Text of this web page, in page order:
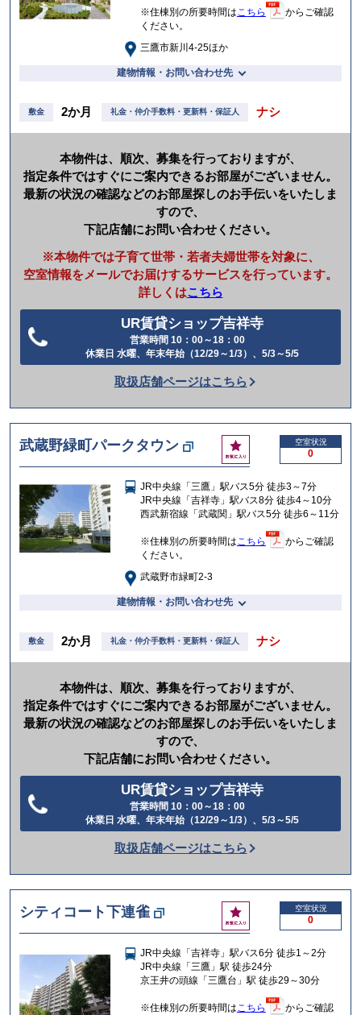
※住棟別の所要時間は こちら
からご確認
ください。
三鷹市新川4-25ほか
建物情報・お問い合わせ先
敷金 2か月 礼金・仲介手数料・更新料・保証人 ナシ
本物件は、順次、募集を行っておりますが、
指定条件ではすぐにご案内できるお部屋がございません。
最新の状況の確認などのお部屋探しのお手伝いをいたしま
すので、
下記店舗にお問い合わせください。
※本物件では子育て世帯・若者夫婦世帯を対象に、
空室情報をメールでお届けするサービスを行っています。
詳しくはこちら
UR賃貸ショップ吉祥寺
営業時間 10：00～18：00
休業日 水曜、年末年始（12/29～1/3）、5/3～5/5
話
か
け
る
取扱店舗ページはこちら
武蔵野緑町パークタウン
お
気
入
り
空室状況
0
JR中央線「三鷹」駅バス5分 徒歩3～7分
JR中央線「吉祥寺」駅バス8分 徒歩4～10分
西武新宿線「武蔵関」駅バス5分 徒歩6～11分
※住棟別の所要時間はこちら
からご確認
ください。
武蔵野市緑町2-3
建物情報・お問い合わせ先
敷金 2か月 礼金・仲介手数料・更新料・保証人 ナシ
本物件は、順次、募集を行っておりますが、
指定条件ではすぐにご案内できるお部屋がございません。
最新の状況の確認などのお部屋探しのお手伝いをいたしま
すので、
下記店舗にお問い合わせください。
UR賃貸ショップ吉祥寺
営業時間 10：00～18：00
休業日 水曜、年末年始（12/29～1/3）、5/3～5/5
話
か
け
る
取扱店舗ページはこちら
シティコート下連雀
お
気
入
り
空室状況
0
JR中央線「吉祥寺」駅バス6分 徒歩1～2分
JR中央線「三鷹」駅 徒歩24分
京王井の頭線「三鷹台」駅 徒歩29～30分
※住棟別の所要時間はこちら
からご確認